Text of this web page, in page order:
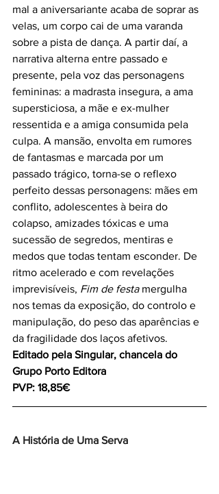
mal a aniversariante acaba de soprar as
velas, um corpo cai de uma varanda
sobre a pista de dança. A partir daí, a
narrativa alterna entre passado e
presente, pela voz das personagens
femininas: a madrasta insegura, a ama
supersticiosa, a mãe e ex-mulher
ressentida e a amiga consumida pela
culpa. A mansão, envolta em rumores
de fantasmas e marcada por um
passado trágico, torna-se o reflexo
perfeito dessas personagens: mães em
conflito, adolescentes à beira do
colapso, amizades tóxicas e uma
sucessão de segredos, mentiras e
medos que todas tentam esconder. De
ritmo acelerado e com revelações
imprevisíveis, Fim de festa mergulha
nos temas da exposição, do controlo e
manipulação, do peso das aparências e
da fragilidade dos laços afetivos.
Editado pela Singular, chancela do
Grupo Porto Editora
PVP: 18,85€
A História de Uma Serva